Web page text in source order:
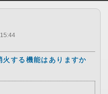
する機能はありますか